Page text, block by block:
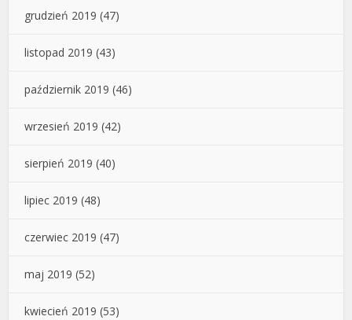
grudzień 2019 (47)
listopad 2019 (43)
październik 2019 (46)
wrzesień 2019 (42)
sierpień 2019 (40)
lipiec 2019 (48)
czerwiec 2019 (47)
maj 2019 (52)
kwiecień 2019 (53)